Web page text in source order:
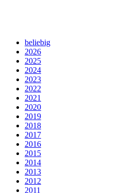
beliebig
2026
2025
2024
2023
2022
2021
2020
2019
2018
2017
2016
2015
2014
2013
2012
2011